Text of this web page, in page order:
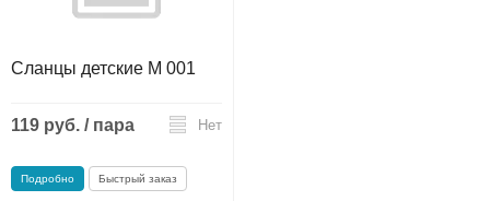
Сланцы детские М 001
119 руб. / пара Нет
Подробно Быстрый заказ